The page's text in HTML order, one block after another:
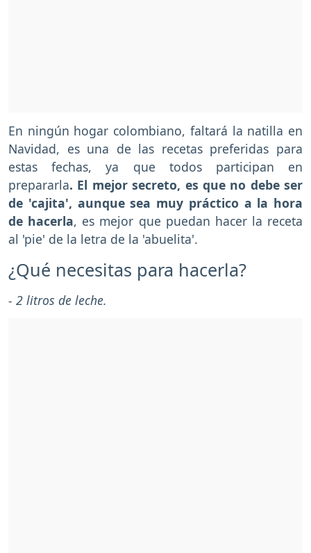
En ningún hogar colombiano, faltará la natilla en
Navidad, es una de las recetas preferidas para
estas fechas, ya que todos participan en
prepararla. El mejor secreto, es que no debe ser
de 'cajita', aunque sea muy práctico a la hora
de hacerla, es mejor que puedan hacer la receta
al 'pie' de la letra de la 'abuelita'.
¿Qué necesitas para hacerla?
- 2 litros de leche.